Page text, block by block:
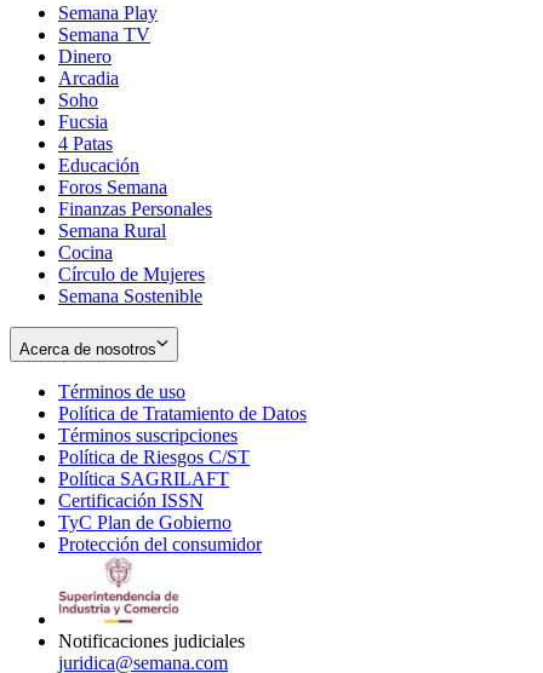
Semana Play
Semana TV
Dinero
Arcadia
Soho
in
new
window
Fucsia
in
new
window
4 Patas
Educación
Foros Semana
Finanzas Personales
Semana Rural
Cocina
Círculo de Mujeres
Semana Sostenible
Acerca de nosotros
Términos de uso
in
new
window
Política de Tratamiento de Datos
Términos suscripciones
in
Política de Riesgos C/ST
Política SAGRILAFT
new
window
Certificación ISSN
in
new
TyC Plan de Gobierno
in
Protección del consumidorOpens
Notificaciones judiciales
juridica@semana.com